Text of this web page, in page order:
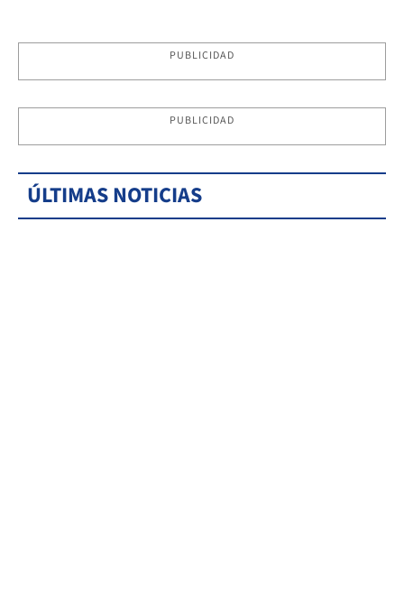
PUBLICIDAD
PUBLICIDAD
ÚLTIMAS NOTICIAS